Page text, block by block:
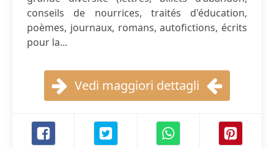
conseils de nourrices, traités d'éducation,
poèmes, journaux, romans, autofictions, écrits
pour la...
Vedi maggiori dettagli